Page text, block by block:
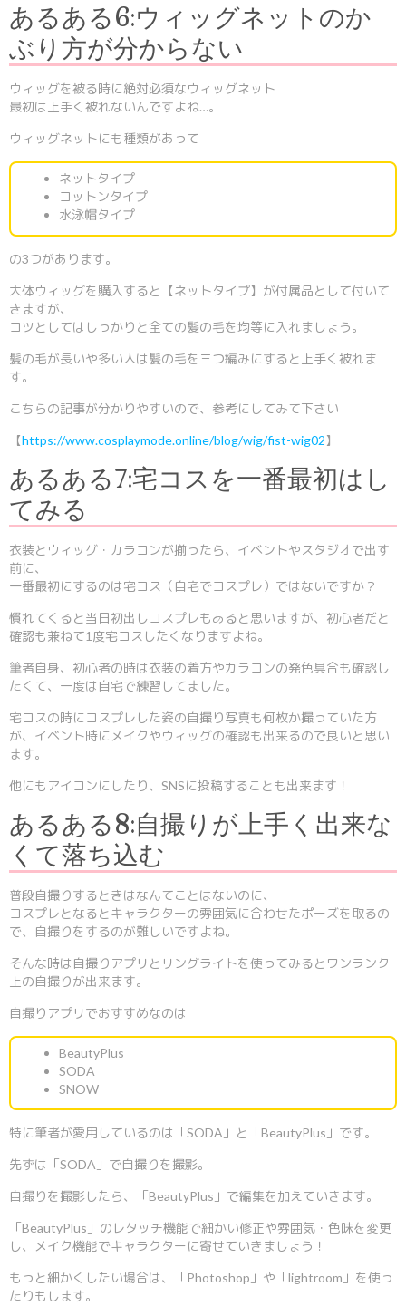
あるある6:ウィッグネットのか
ぶり方が分からない
ウィッグを被る時に絶対必須なウィッグネット
最初は上手く被れないんですよね…。
ウィッグネットにも種類があって
ネットタイプ
コットンタイプ
水泳帽タイプ
の3つがあります。
大体ウィッグを購入すると【ネットタイプ】が付属品として付いて
きますが、
コツとしてはしっかりと全ての髪の毛を均等に入れましょう。
髪の毛が長いや多い人は髪の毛を三つ編みにすると上手く被れま
す。
こちらの記事が分かりやすいので、参考にしてみて下さい
【https://www.cosplaymode.online/blog/wig/fist-wig02】
あるある7:宅コスを一番最初はし
てみる
衣装とウィッグ・カラコンが揃ったら、イベントやスタジオで出す
前に、
一番最初にするのは宅コス（自宅でコスプレ）ではないですか？
慣れてくると当日初出しコスプレもあると思いますが、初心者だと
確認も兼ねて1度宅コスしたくなりますよね。
筆者自身、初心者の時は衣装の着方やカラコンの発色具合も確認し
たくて、一度は自宅で練習してました。
宅コスの時にコスプレした姿の自撮り写真も何枚か撮っていた方
が、イベント時にメイクやウィッグの確認も出来るので良いと思い
ます。
他にもアイコンにしたり、SNSに投稿することも出来ます！
あるある8:自撮りが上手く出来な
くて落ち込む
普段自撮りするときはなんてことはないのに、
コスプレとなるとキャラクターの雰囲気に合わせたポーズを取るの
で、自撮りをするのが難しいですよね。
そんな時は自撮りアプリとリングライトを使ってみるとワンランク
上の自撮りが出来ます。
自撮りアプリでおすすめなのは
BeautyPlus
SODA
SNOW
特に筆者が愛用しているのは「SODA」と「BeautyPlus」です。
先ずは「SODA」で自撮りを撮影。
自撮りを撮影したら、「BeautyPlus」で編集を加えていきます。
「BeautyPlus」のレタッチ機能で細かい修正や雰囲気・色味を変更
し、メイク機能でキャラクターに寄せていきましょう！
もっと細かくしたい場合は、「Photoshop」や「lightroom」を使っ
たりもします。